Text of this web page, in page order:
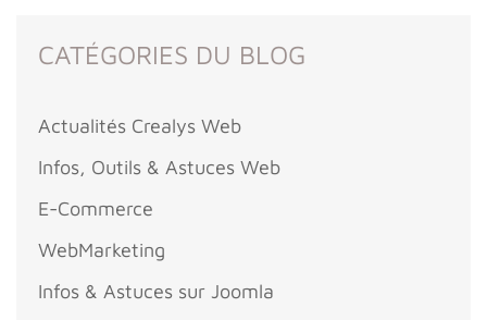
CATÉGORIES DU BLOG
Actualités Crealys Web
Infos, Outils & Astuces Web
E-Commerce
WebMarketing
Infos & Astuces sur Joomla